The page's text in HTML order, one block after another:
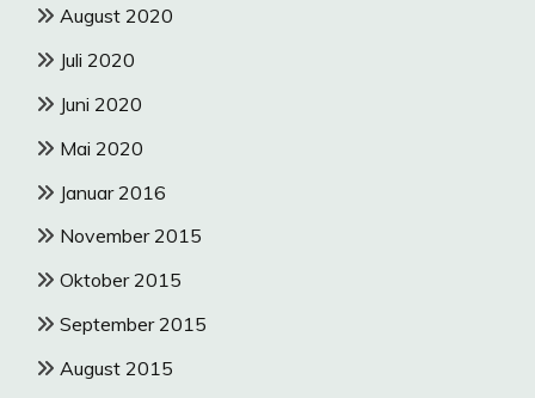
August 2020
Juli 2020
Juni 2020
Mai 2020
Januar 2016
November 2015
Oktober 2015
September 2015
August 2015